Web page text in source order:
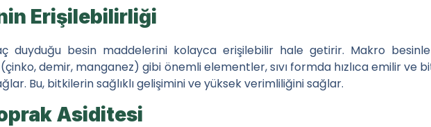
Erişilebilirliği
duyduğu besin maddelerini kolayca erişilebilir hale getirir. Makro
demir, manganez) gibi önemli elementler, sıvı formda hızlıca emilir ve
Bu, bitkilerin sağlıklı gelişimini ve yüksek verimliliğini sağlar.
Asiditesi